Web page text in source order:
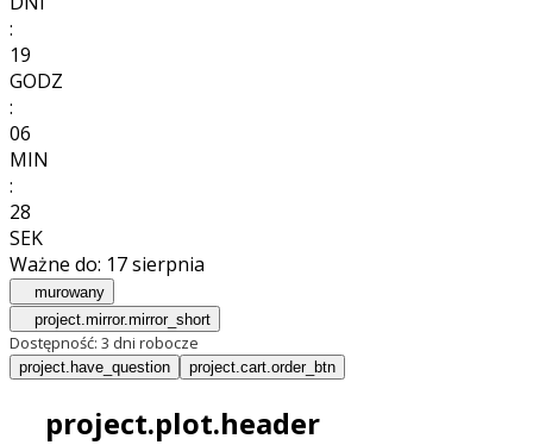
:
19
GODZ
:
06
MIN
:
27
SEK
Ważne do: 17 sierpnia
murowany
project.mirror.mirror_short
Dostępność: 3 dni robocze
project.have_question project.cart.order_btn
project.plot.header